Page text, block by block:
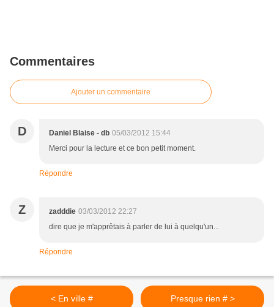
Commentaires
Ajouter un commentaire
D Daniel Blaise - db 05/03/2012 15:44
Merci pour la lecture et ce bon petit moment.
Répondre
Z zadddie 03/03/2012 22:27
dire que je m'apprêtais à parler de lui à quelqu'un...
Répondre
< En ville # Presque rien # >